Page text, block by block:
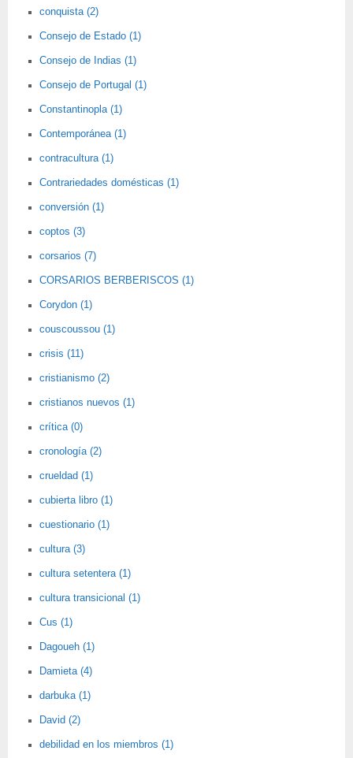
conquista (2)
Consejo de Estado (1)
Consejo de Indias (1)
Consejo de Portugal (1)
Constantinopla (1)
Contemporánea (1)
contracultura (1)
Contrariedades domésticas (1)
conversión (1)
coptos (3)
corsarios (7)
CORSARIOS BERBERISCOS (1)
Corydon (1)
couscoussou (1)
crisis (11)
cristianismo (2)
cristianos nuevos (1)
crítica (0)
cronología (2)
crueldad (1)
cubierta libro (1)
cuestionario (1)
cultura (3)
cultura setentera (1)
cultura transicional (1)
Cus (1)
Dagoueh (1)
Damieta (4)
darbuka (1)
David (2)
debilidad en los miembros (1)